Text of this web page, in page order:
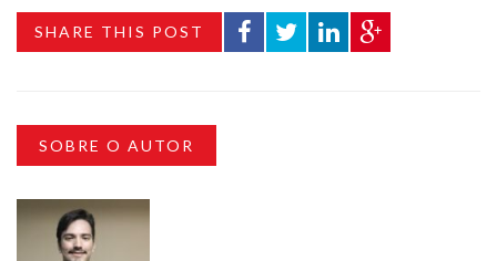
SHARE THIS POST
SOBRE O AUTOR